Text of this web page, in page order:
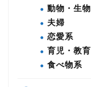
動物・生物
夫婦
恋愛系
育児・教育
食べ物系